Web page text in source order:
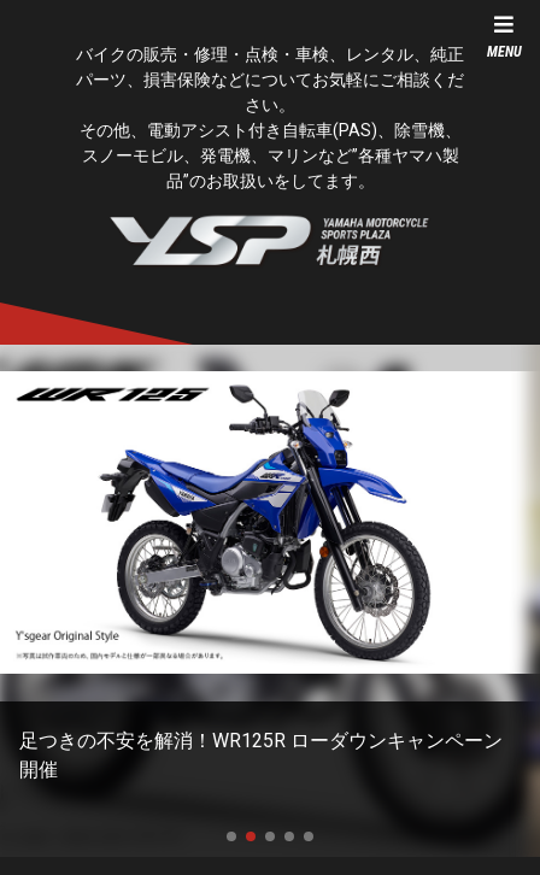
MENU
バイクの販売・修理・点検・車検、レンタル、純正
パーツ、損害保険などについてお気軽にご相談くだ
さい。
その他、電動アシスト付き自転車(PAS)、除雪機、
スノーモビル、発電機、マリンなど”各種ヤマハ製
品”のお取扱いをしてます。
足つきの不安を解消！WR125R ローダウンキャンペーン
開催